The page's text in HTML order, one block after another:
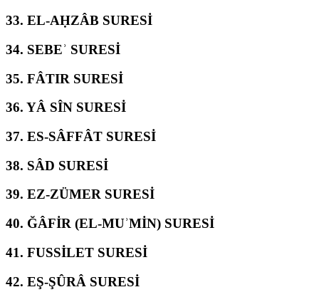
33. EL-AḤZÂB SURESİ
34. SEBEʾ SURESİ
35. FÂTIR SURESİ
36. YÂ SÎN SURESİ
37. ES-SÂFFÂT SURESİ
38. SÂD SURESİ
39. EZ-ZÜMER SURESİ
40. ĞÂFİR (EL-MUʾMİN) SURESİ
41. FUSSİLET SURESİ
42. EŞ-ŞÛRÂ SURESİ